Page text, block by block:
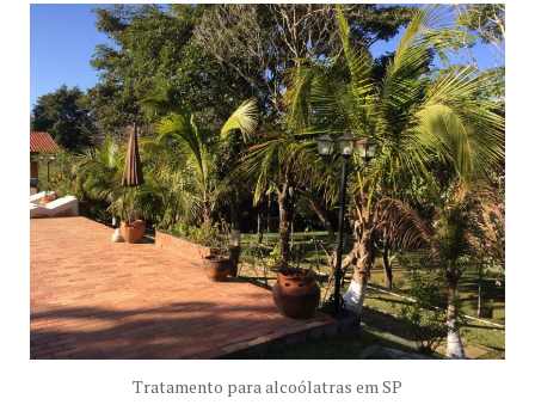
Tratamento para alcoólatras em SP